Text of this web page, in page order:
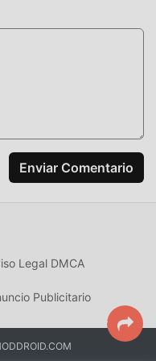
el tutorial para
fácilmente todo
brinda el clásico
casual , lo que le
mundo. ¿Qué está
del juego casual
Enviar Comentario
Legal DMCA
Publicitario